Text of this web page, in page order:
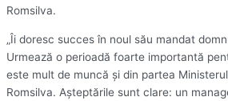
Romsilva.
„Îi doresc succes în noul său mandat
Urmează o perioadă foarte importantă
este mult de muncă şi din partea
Romsilva. Aşteptările sunt clare: un